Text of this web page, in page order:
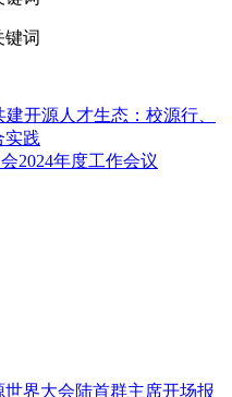
开源人才生态：校源行、
实践
2024年度工作会议
界大会陆首群主席开场报